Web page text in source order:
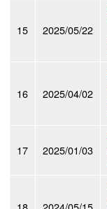
15 2025/05/22
16 2025/04/02
17 2025/01/03